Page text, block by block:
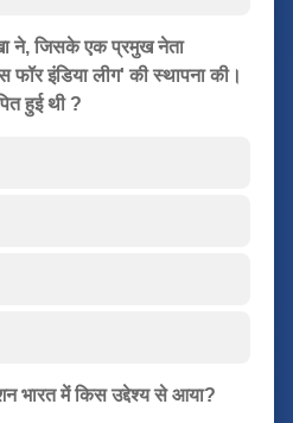
ने, जिसके एक प्रमुख नेता
इंडिया लीग' की स्थापना की।
हुई थी ?
भारत में किस उद्देश्य से आया?